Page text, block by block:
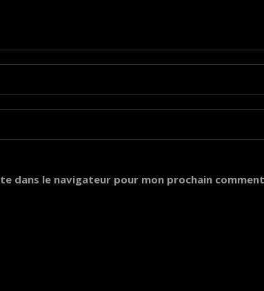
dans le navigateur pour mon prochain